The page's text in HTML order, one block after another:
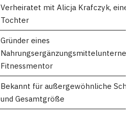
Verheiratet mit Alicja Krafczyk, eine
Tochter
Gründer eines
Fitnessmentor
Bekannt für außergewöhnliche
und Gesamtgröße